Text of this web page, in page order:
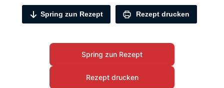
Spring zun Rezept Rezept drucken
Spring zun Rezept
Rezept drucken